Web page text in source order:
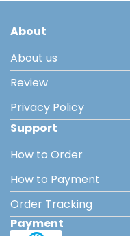
About
About us
Review
Privacy Policy
Support
How to Order
How to Payment
Order Tracking
Payment